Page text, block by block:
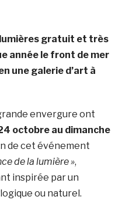
gratuit et très
année le front de mer
une galerie d’art à
envergure ont
octobre au dimanche
de cet événement
de la lumière »,
inspirée par un
ou naturel.